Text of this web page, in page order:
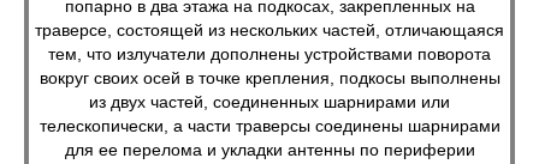
попарно в два этажа на подкосах, закрепленных на
траверсе, состоящей из нескольких частей, отличающаяся
тем, что излучатели дополнены устройствами поворота
вокруг своих осей в точке крепления, подкосы выполнены
из двух частей, соединенных шарнирами или
телескопически, а части траверсы соединены шарнирами
для ее перелома и укладки антенны по периферии